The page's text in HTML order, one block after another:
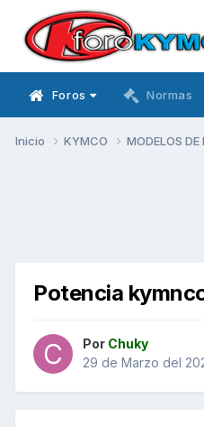
Foros Normas
Inicio KYMCO MODELOS
Potencia
Por Chuky
29 de Marzo del